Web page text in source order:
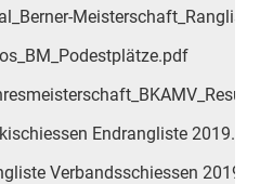
Endrangliste 2019.pdf
Verbandsschiessen 2019.pdf